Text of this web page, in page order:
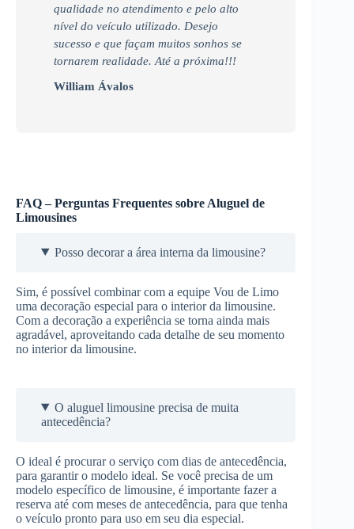
qualidade no atendimento e pelo alto
nível do veículo utilizado. Desejo
sucesso e que façam muitos sonhos se
tornarem realidade. Até a próxima!!!
William Ávalos
FAQ – Perguntas Frequentes sobre Aluguel de
Limousines
Posso decorar a área interna da limousine?
Sim, é possível combinar com a equipe Vou de Limo
uma decoração especial para o interior da limousine.
Com a decoração a experiência se torna ainda mais
agradável, aproveitando cada detalhe de seu momento
no interior da limousine.
O aluguel limousine precisa de muita
antecedência?
O ideal é procurar o serviço com dias de antecedência,
para garantir o modelo ideal. Se você precisa de um
modelo específico de limousine, é importante fazer a
reserva até com meses de antecedência, para que tenha
o veículo pronto para uso em seu dia especial.